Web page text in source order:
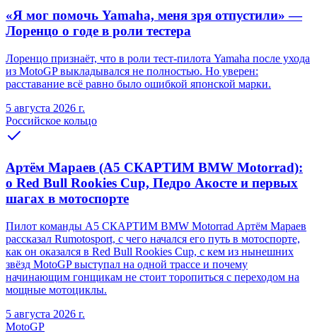
«Я мог помочь Yamaha, меня зря отпустили» —
Лоренцо о годе в роли тестера
Лоренцо признаёт, что в роли тест-пилота Yamaha после ухода
из MotoGP выкладывался не полностью. Но уверен:
расставание всё равно было ошибкой японской марки.
5 августа 2026 г.
Российское кольцо
Артём Мараев (A5 СКАРТИМ BMW Motorrad):
о Red Bull Rookies Cup, Педро Акосте и первых
шагах в мотоспорте
Пилот команды A5 СКАРТИМ BMW Motorrad Артём Мараев
рассказал Rumotosport, с чего начался его путь в мотоспорте,
как он оказался в Red Bull Rookies Cup, с кем из нынешних
звёзд MotoGP выступал на одной трассе и почему
начинающим гонщикам не стоит торопиться с переходом на
мощные мотоциклы.
5 августа 2026 г.
MotoGP